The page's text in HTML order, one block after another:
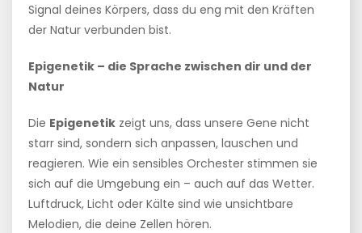
Signal deines Körpers, dass du eng mit den Kräften
der Natur verbunden bist.
Epigenetik – die Sprache zwischen dir und der
Natur
Die Epigenetik zeigt uns, dass unsere Gene nicht
starr sind, sondern sich anpassen, lauschen und
reagieren. Wie ein sensibles Orchester stimmen sie
sich auf die Umgebung ein – auch auf das Wetter.
Luftdruck, Licht oder Kälte sind wie unsichtbare
Melodien, die deine Zellen hören.